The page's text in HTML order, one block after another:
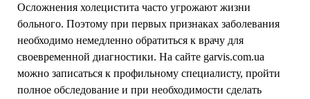
Осложнения холецистита часто угрожают жизни
больного. Поэтому при первых признаках заболевания
необходимо немедленно обратиться к врачу для
своевременной диагностики. На сайте garvis.com.ua
можно записаться к профильному специалисту, пройти
полное обследование и при необходимости сделать